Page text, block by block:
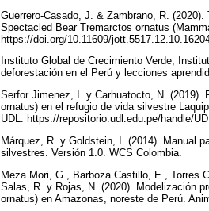
Guerrero-Casado, J. & Zambrano, R.
Spectacled Bear Tremarctos ornatus
https://doi.org/10.11609/
Instituto Global de Crecimiento Verde,
deforestación en el Perú y lecciones
Serfor Jimenez, I. y Carhuatocto, N. (2019).
ornatus) en el refugio de vida silvestre
UDL. https://repositorio.udl.edu.pe/handle/
Márquez, R. y Goldstein, I. (2014). Manual
silvestres. Versión 1.0. WCS Colombia.
Meza Mori, G., Barboza Castillo, E., Torres
Salas, R. y Rojas, N. (2020). Modelización
ornatus) en Amazonas, noreste de Perú.